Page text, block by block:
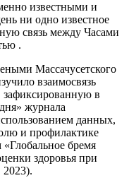
известными и
ни одно известное
связь между Часами
.
Массачусетского
взаимосвязь
зафиксированную в
журнала
данных,
и профилактике
бремя
здоровья при